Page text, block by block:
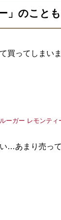
」のこと
買ってしまい
…あまり売っ